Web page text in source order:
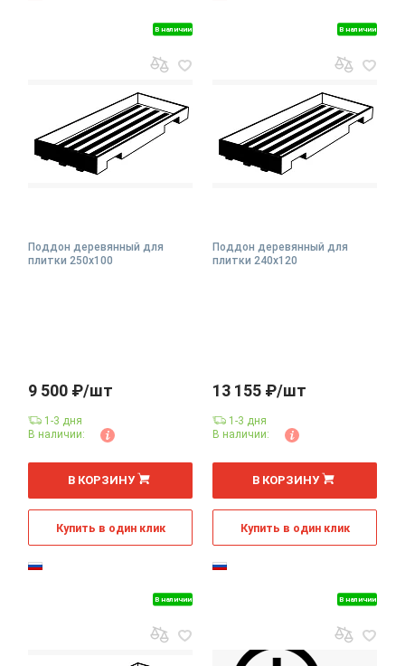
В наличии В наличии
Поддон деревянный для
плитки 250х100
В наличии
9 500 ₽/шт
1-3 дня
В наличии:
В КОРЗИНУ
Купить в один клик
Поддон деревянный для
плитки 240х120
В наличии
13 155 ₽/шт
1-3 дня
В наличии:
В КОРЗИНУ
Купить в один клик